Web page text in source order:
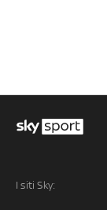
I siti Sky: